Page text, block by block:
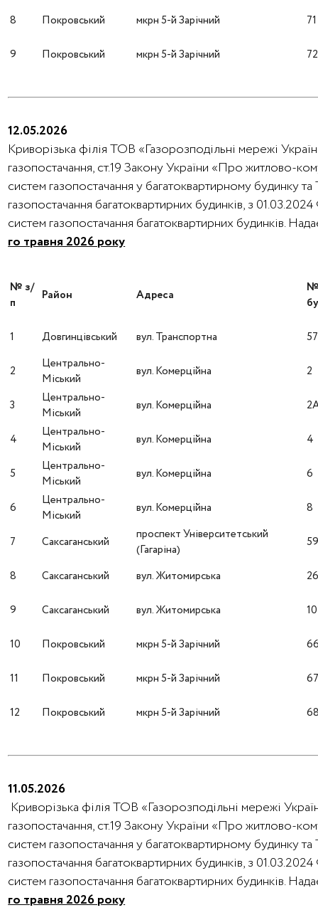
8 Покровський мкрн 5-й Зарічний 71
9 Покровський мкрн 5-й Зарічний 72
12.05.2026
Криворізька філія ТОВ «Газорозподільні мережі
газопостачання, ст.19 Закону України «Про житлово-
систем газопостачання у багатоквартирному будинку
газопостачання багатоквартирних будинків, з
систем газопостачання багатоквартирних будинків.
го травня 2026 року
№ з/
п
Район Адреса
1 Довгинцівський вул. Транспортна 57
2
Центрально-
Міський
вул. Комерційна 2
3
Центрально-
Міський
вул. Комерційна
4
Центрально-
Міський
вул. Комерційна 4
5
Центрально-
Міський
вул. Комерційна 6
6
Центрально-
Міський
вул. Комерційна 8
7 Саксаганський
проспект Університетський
(Гагаріна)
8 Саксаганський вул. Житомирська
9 Саксаганський вул. Житомирська 10
10 Покровський мкрн 5-й Зарічний
11 Покровський мкрн 5-й Зарічний
12 Покровський мкрн 5-й Зарічний
11.05.2026
Криворізька філія ТОВ «Газорозподільні мережі
газопостачання, ст.19 Закону України «Про житлово-
систем газопостачання у багатоквартирному будинку
газопостачання багатоквартирних будинків, з
систем газопостачання багатоквартирних будинків.
го травня 2026 року